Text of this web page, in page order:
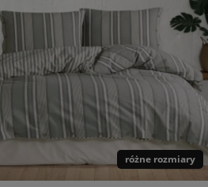
różne rozmiary